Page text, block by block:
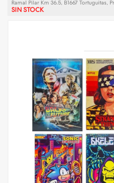
Ramal Pilar Km 36.5, B1667 Tortuguitas,
SIN STOCK